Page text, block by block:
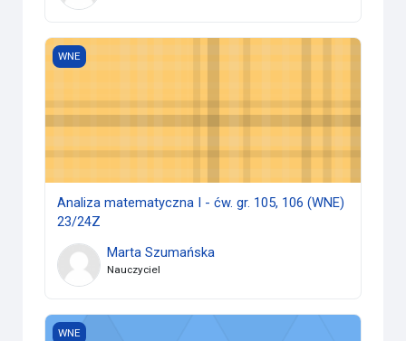
Analiza matematyczna I - ćw. gr. 105, 106 (WNE) 23/24Z
WNE
Analiza matematyczna I - ćw. gr. 105, 106 (WNE)
23/24Z
Marta Szumańska
Nauczyciel
Statystyka dla MSEM (WNE) 23/24Z
WNE